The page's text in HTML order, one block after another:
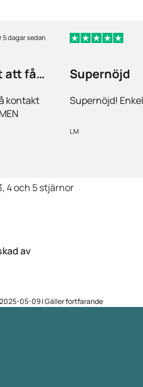
av
05-09 | Gäller fortfarande
5 dagar sedan
att få
kontakt
höga på
Supernöjd
Supernöjd!
LM
4 och 5 stjärnor